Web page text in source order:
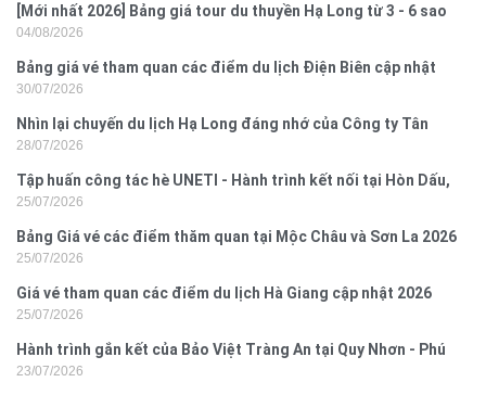
[Mới nhất 2026] Bảng giá tour du thuyền Hạ Long từ 3 - 6 sao
04/08/2026
Bảng giá vé tham quan các điểm du lịch Điện Biên cập nhật
2026
30/07/2026
Nhìn lại chuyến du lịch Hạ Long đáng nhớ của Công ty Tân
Hưng 2026
28/07/2026
Tập huấn công tác hè UNETI - Hành trình kết nối tại Hòn Dấu,
Đồ Sơn
25/07/2026
Bảng Giá vé các điểm thăm quan tại Mộc Châu và Sơn La 2026
25/07/2026
Giá vé tham quan các điểm du lịch Hà Giang cập nhật 2026
25/07/2026
Hành trình gắn kết của Bảo Việt Tràng An tại Quy Nhơn - Phú
Yên
23/07/2026